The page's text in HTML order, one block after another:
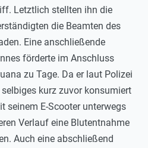
Letztlich stellten ihn die
die Beamten des
Eine anschließende
förderte im Anschluss
zu Tage. Da er laut Polizei
kurz zuvor konsumiert
seinem E-Scooter unterwegs
Verlauf eine Blutentnahme
Auch eine abschließend